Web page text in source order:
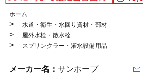
ホーム
> 水道・衛生・水回り資材・部材
> 屋外水栓・散水栓
> スプリンクラー・灌水設備用品
メーカー名： サンホープ